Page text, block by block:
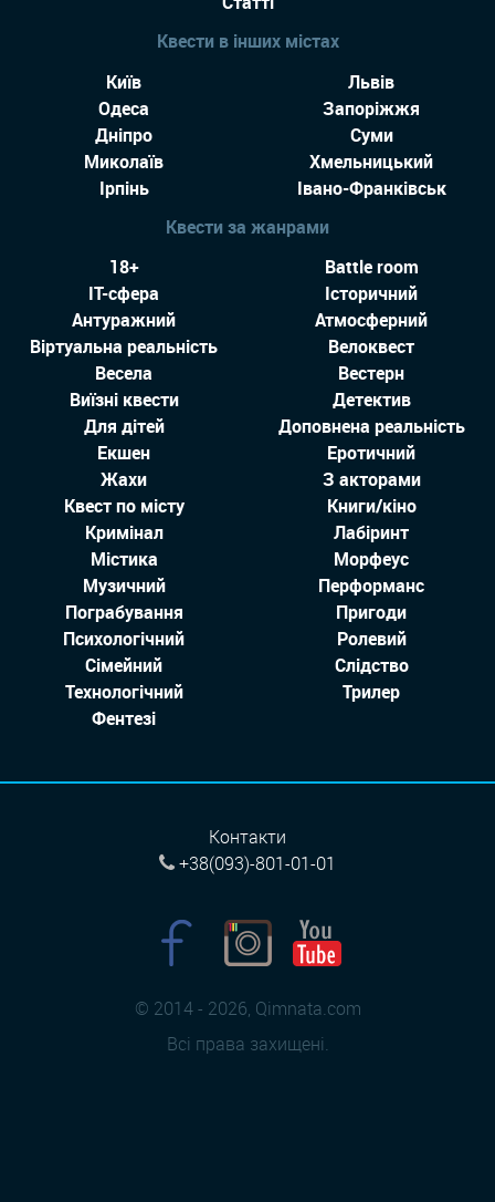
Квести в інших містах
Київ
Львів
Одеса
Запоріжжя
Дніпро
Суми
Миколаїв
Хмельницький
Ірпінь
Івано-Франківськ
Квести за жанрами
18+
Battle room
IT-сфера
Історичний
Антуражний
Атмосферний
Віртуальна реальність
Велоквест
Весела
Вестерн
Виїзні квести
Детектив
Для дітей
Доповнена реальність
Екшен
Еротичний
Жахи
З акторами
Квест по місту
Книги/кіно
Кримінал
Лабіринт
Містика
Морфеус
Музичний
Перформанс
Пограбування
Пригоди
Психологічний
Ролевий
Сімейний
Слідство
Технологiчний
Трилер
Фентезі
© 2014 - 2026, Qimnata.com
Всі права захищені.
Контакти
+38(093)-801-01-01